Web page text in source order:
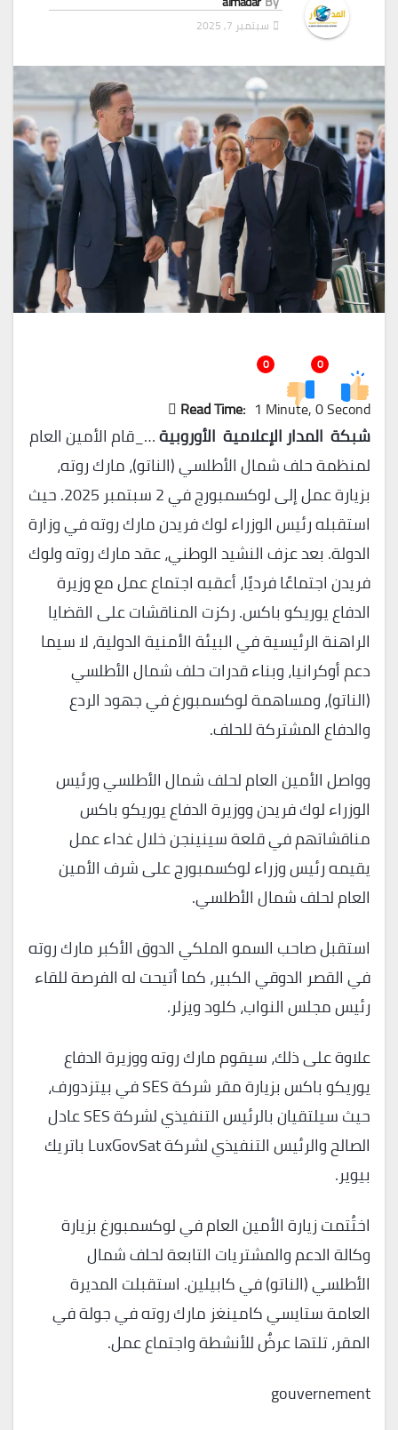
سبتمبر 7, 2025
0
0
Read Time: 1 Minute, 0 Second
شبكة المدار الإعلامية الأوروبية…_قام الأمين العام
لمنظمة حلف شمال الأطلسي (الناتو)، مارك روته،
بزيارة عمل إلى لوكسمبورج في 2 سبتمبر 2025. حيث
استقبله رئيس الوزراء لوك فريدن مارك روته في وزارة
الدولة. بعد عزف النشيد الوطني، عقد مارك روته ولوك
فريدن اجتماعًا فرديًا، أعقبه اجتماع عمل مع وزيرة
الدفاع يوريكو باكس. ركزت المناقشات على القضايا
الراهنة الرئيسية في البيئة الأمنية الدولية، لا سيما
دعم أوكرانيا، وبناء قدرات حلف شمال الأطلسي
(الناتو)، ومساهمة لوكسمبورغ في جهود الردع
والدفاع المشتركة للحلف.
وواصل الأمين العام لحلف شمال الأطلسي ورئيس
الوزراء لوك فريدن ووزيرة الدفاع يوريكو باكس
مناقشاتهم في قلعة سينينجن خلال غداء عمل
يقيمه رئيس وزراء لوكسمبورج على شرف الأمين
العام لحلف شمال الأطلسي.
استقبل صاحب السمو الملكي الدوق الأكبر مارك روته
في القصر الدوقي الكبير، كما أتيحت له الفرصة للقاء
رئيس مجلس النواب، كلود ويزلر.
علاوة على ذلك، سيقوم مارك روته ووزيرة الدفاع
يوريكو باكس بزيارة مقر شركة SES في بيتزدورف،
حيث سيلتقيان بالرئيس التنفيذي لشركة SES عادل
الصالح والرئيس التنفيذي لشركة LuxGovSat باتريك
بيوير.
اختُتمت زيارة الأمين العام في لوكسمبورغ بزيارة
وكالة الدعم والمشتريات التابعة لحلف شمال
الأطلسي (الناتو) في كابيلين. استقبلت المديرة
العامة ستايسي كامينغز مارك روته في جولة في
المقر، تلتها عرضٌ للأنشطة واجتماع عمل.
gouvernement